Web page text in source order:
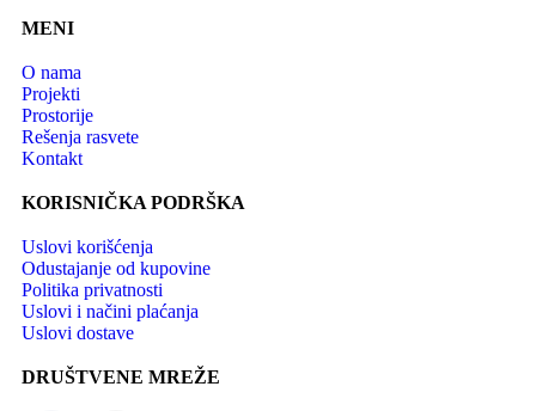
MENI
O nama
Projekti
Prostorije
Rešenja rasvete
Kontakt
KORISNIČKA PODRŠKA
Uslovi korišćenja
Odustajanje od kupovine
Politika privatnosti
Uslovi i načini plaćanja
Uslovi dostave
DRUŠTVENE MREŽE